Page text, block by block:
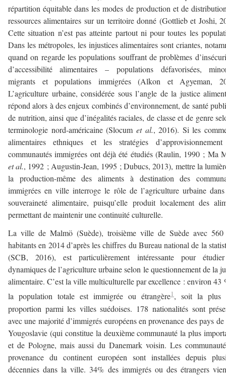
répartition équitable dans les modes de production et de
ressources alimentaires sur un territoire donné (Gottlieb et Joshi,
Cette situation n’est pas atteinte partout ni pour toutes les
Dans les métropoles, les injustices alimentaires sont criantes,
quand on regarde les populations souffrant de problèmes
d’accessibilité alimentaires – populations défavorisées,
migrants et populations immigrées (Alkon et Agyeman,
L’agriculture urbaine, considérée sous l’angle de la justice
répond alors à des enjeux combinés d’environnement, de santé
de nutrition, ainsi que d’inégalités raciales, de classe et de genre
terminologie nord-américaine (Slocum et al., 2016). Si les
alimentaires ethniques et les stratégies
communautés immigrées ont déjà été étudiés (Raulin, 1990 ; Ma
et al., 1992 ; Augustin-Jean, 1995 ; Dubucs, 2013), mettre la
la production-même des aliments à destination des
immigrées en ville interroge le rôle de l’agriculture urbaine
souveraineté alimentaire, puisqu’elle produit localement des
permettant de maintenir une continuité culturelle.
La ville de Malmö (Suède), troisième ville de Suède avec
habitants en 2014 d’après les chiffres du Bureau national de la
(SCB, 2016), est particulièrement intéressante pour
dynamiques de l’agriculture urbaine selon le questionnement de la
alimentaire. C’est la ville multiculturelle par excellence : environ 43
la population totale est immigrée ou étrangère1, soit la plus
proportion parmi les villes suédoises. 178 nationalités sont
avec une majorité d’immigrés européens en provenance des pays de
Yougoslavie (qui constitue la deuxième communauté la plus
et de Pologne, mais aussi du Danemark voisin. Les
provenance du continent européen sont installées depuis
décennies dans la ville. 34% des immigrés ou des étrangers